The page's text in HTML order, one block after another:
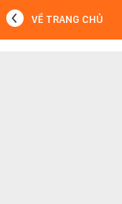
VỀ TRANG CHỦ